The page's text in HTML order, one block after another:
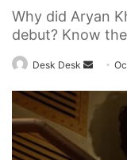
Why did Aryan
debut? Know
Desk Desk
Send
email